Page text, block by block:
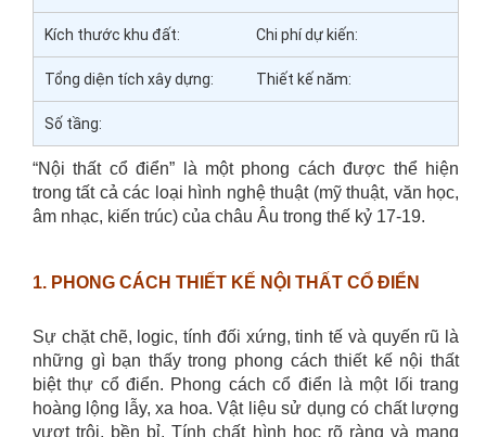
Kích thước khu đất: Chi phí dự kiến:
Tổng diện tích xây dựng: Thiết kế năm:
Số tầng:
“Nội thất cổ điển” là một phong cách được thể hiện
trong tất cả các loại hình nghệ thuật (mỹ thuật, văn học,
âm nhạc, kiến trúc) của châu Âu trong thế kỷ 17-19.
1. PHONG CÁCH THIẾT KẾ NỘI THẤT CỔ ĐIỂN
Sự chặt chẽ, logic, tính đối xứng, tinh tế và quyến rũ là
những gì bạn thấy trong phong cách thiết kế nội thất
biệt thự cổ điển. Phong cách cổ điển là một lối trang
hoàng lộng lẫy, xa hoa. Vật liệu sử dụng có chất lượng
vượt trội, bền bỉ. Tính chất hình học rõ ràng và mang